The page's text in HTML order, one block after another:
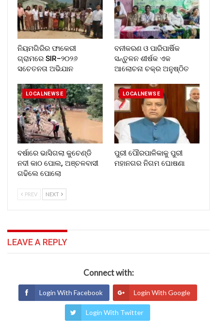
ନିୟମଗିରିର ଫାକେରୀ
ଗ୍ରାମରେ SIR–୨୦୨୬
ସଚେତନତା ଅଭିଯାନ
ବନୀକରଣ ଓ ପାରିପାର୍ଷିକ
ସନ୍ତୁଳନ ଶୀର୍ଷକ ଏକ
ଆଲୋଚନା ଚକ୍ର ଅନୁଷ୍ଠିତ
LOCALNEWSE
ବର୍ଷାରେ ଭାସିଗଲା କୁଚେଣ୍ଡି
ନଦୀ କାଠ ପୋଲ, ଅଞ୍ଚଳବାସୀ
ଗଢିଲେ ପୋଲୋ
LOCALNEWSE
ପୁରୀ ପୌରପାଳିକାକୁ ପୁରୀ
ମହାନଗର ନିଗମ ଘୋଷଣା
PREV NEXT
LEAVE A REPLY
Connect with:
Login With Facebook Login With Google
Login With Twitter